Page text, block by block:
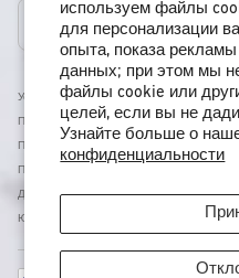
используем файлы
для персонализации
опыта, показа
данных; при этом мы
файлы cookie или
целей, если вы не
Узнайте больше о
конфиденциальности
Соединенные Штаты
Условия Использования
Политика Доставки
Политика Возврата И Возмещения
Политика Конфиденциальности
Доступность
Юридическая Информация